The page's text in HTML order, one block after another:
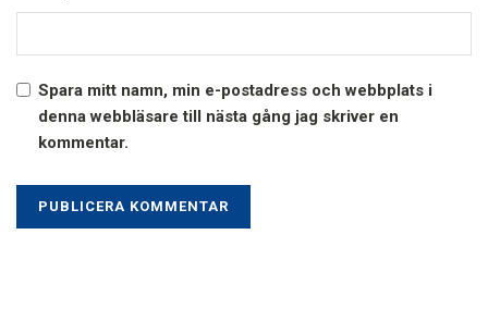
Spara mitt namn, min e-postadress och webbplats i
denna webbläsare till nästa gång jag skriver en
kommentar.